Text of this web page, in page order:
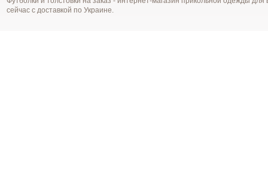
сейчас с доставкой по Украине.